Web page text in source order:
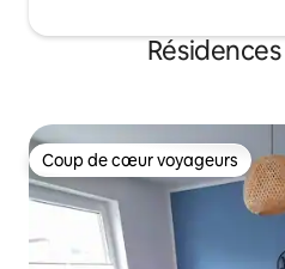
Coup de cœur voyageurs
Coup de cœur voyageurs